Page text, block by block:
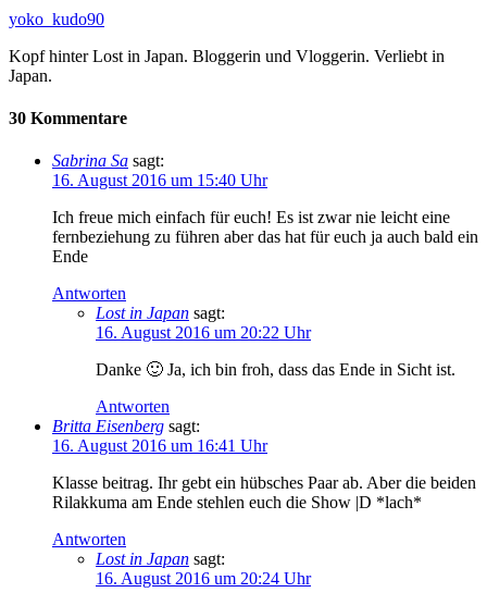
yoko_kudo90
Kopf hinter Lost in Japan. Bloggerin und Vloggerin. Verliebt in
Japan.
30 Kommentare
Sabrina Sa sagt:
16. August 2016 um 15:40 Uhr
Ich freue mich einfach für euch! Es ist zwar nie leicht eine
fernbeziehung zu führen aber das hat für euch ja auch bald ein
Ende
Antworten
Lost in Japan sagt:
16. August 2016 um 20:22 Uhr
Danke 🙂 Ja, ich bin froh, dass das Ende in Sicht ist.
Antworten
Britta Eisenberg sagt:
16. August 2016 um 16:41 Uhr
Klasse beitrag. Ihr gebt ein hübsches Paar ab. Aber die beiden
Rilakkuma am Ende stehlen euch die Show |D *lach*
Antworten
Lost in Japan sagt:
16. August 2016 um 20:24 Uhr